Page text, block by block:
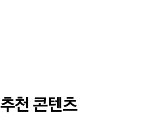
추천 콘텐츠